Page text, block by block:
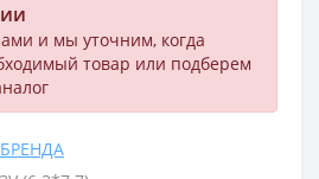
и мы уточним, когда
товар или подберем